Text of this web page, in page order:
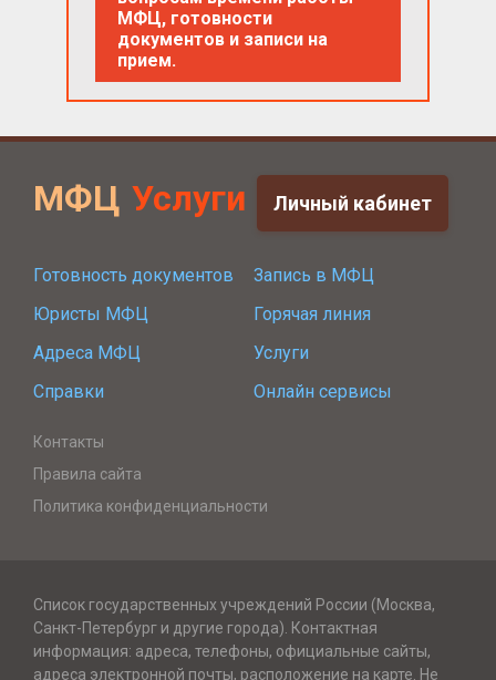
МФЦ, готовности
документов и записи на
прием.
МФЦ Услуги Личный кабинет
Готовность документов
Запись в МФЦ
Юристы МФЦ
Горячая линия
Адреса МФЦ
Услуги
Справки
Онлайн сервисы
Контакты
Правила сайта
Политика конфиденциальности
Список государственных учреждений России (Москва,
Санкт-Петербург и другие города). Контактная
информация: адреса, телефоны, официальные сайты,
адреса электронной почты, расположение на карте. Не